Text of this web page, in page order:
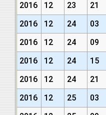
2016
12 23 21
2016
12 24 03
2016
12 24 09
2016
12 24 15
2016
12 24 21
2016
12 25 03